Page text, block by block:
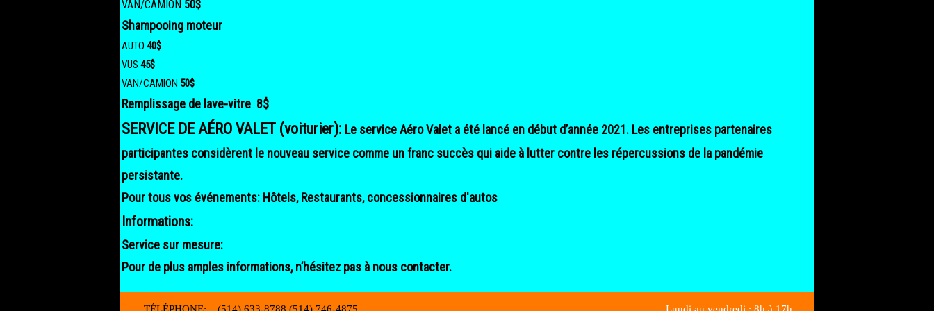
VAN/CAMION 50$
Shampooing moteur
AUTO 40$
VUS 45$
VAN/CAMION 50$
Remplissage de lave-vitre 8$
SERVICE DE AÉRO VALET (voiturier): Le service Aéro Valet a été lancé en début d’année 2021. Les entreprises partenaires
participantes considèrent le nouveau service comme un franc succès qui aide à lutter contre les répercussions de la pandémie
persistante.
Pour tous vos événements: Hôtels,Restaurants, concessionnaires d'autos
Informations:
Service sur mesure:
Pour de plus amples informations, n’hésitez pas à nous contacter.